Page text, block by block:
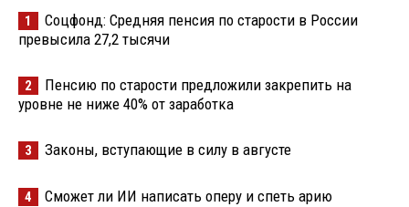
1
Соцфонд: Средняя пенсия по старости в России
превысила 27,2 тысячи
2
Пенсию по старости предложили закрепить на
уровне не ниже 40% от заработка
3 Законы, вступающие в силу в августе
4 Сможет ли ИИ написать оперу и спеть арию